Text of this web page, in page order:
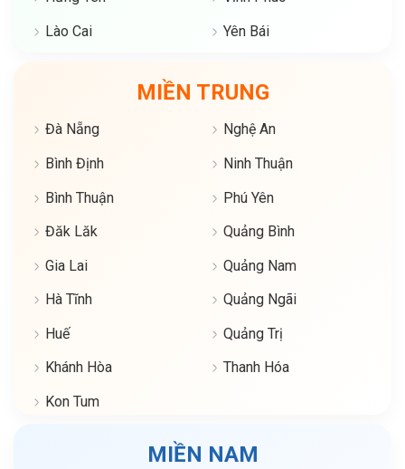
Lào Cai
Yên Bái
MIỀN TRUNG
Đà Nẵng
Bình Định
Bình Thuận
Đăk Lăk
Gia Lai
Hà Tĩnh
Huế
Khánh Hòa
Kon Tum
Nghệ An
Ninh Thuận
Phú Yên
Quảng Bình
Quảng Nam
Quảng Ngãi
Quảng Trị
Thanh Hóa
MIỀN NAM